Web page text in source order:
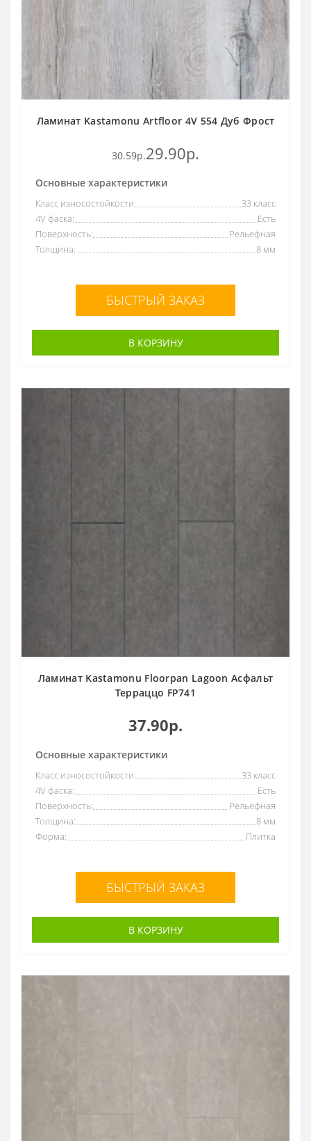
Ламинат Kastamonu Artfloor 4V 554 Дуб Фрост
30.59р.29.90р.
Основные характеристики
Класс износостойкости:
33 класс
4V фаска:
Есть
Поверхность:
Рельефная
Толщина:
8 мм
БЫСТРЫЙ ЗАКАЗ
В КОРЗИНУ
Ламинат Kastamonu Floorpan Lagoon Асфальт
Терраццо FP741
37.90р.
Основные характеристики
Класс износостойкости:
33 класс
4V фаска:
Есть
Поверхность:
Рельефная
Толщина:
8 мм
Форма:
Плитка
БЫСТРЫЙ ЗАКАЗ
В КОРЗИНУ